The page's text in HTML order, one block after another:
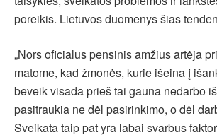
poreikis. Lietuvos duomenys šias
„Nors oficialus pensinis amžius artėja
matome, kad žmonės, kurie išeina į
beveik visada prieš tai gauna nedarbo
pasitraukia ne dėl pasirinkimo, o dėl
Sveikata taip pat yra labai svarbus